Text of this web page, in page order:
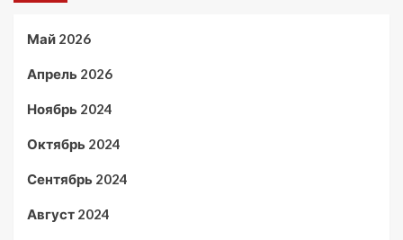
Май 2026
Апрель 2026
Ноябрь 2024
Октябрь 2024
Сентябрь 2024
Август 2024